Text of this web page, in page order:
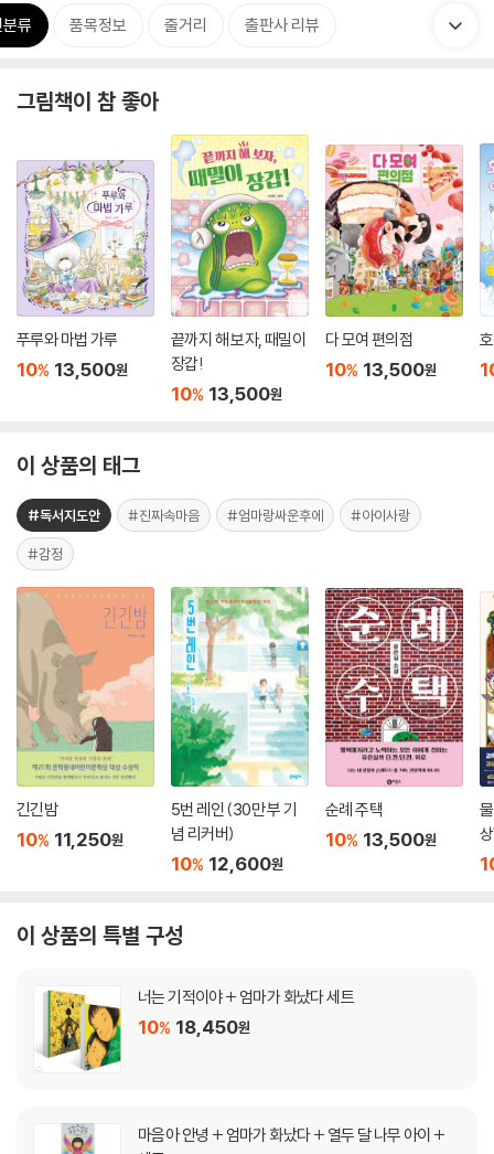
류 품목정보 줄거리 출판사 리뷰
그림책이 참 좋아
푸루와 마법 가루
10% 13,500원
끝까지 해 보자, 때밀이
장갑!
10% 13,500원
다 모여 편의점
10% 13,500원
이 상품의 태그
#독서지도안 #진짜속마음 #엄마랑싸운후에 #아이사랑
#감정
긴긴밤
10% 11,250원
5번 레인 (30만 부 기
념 리커버)
10% 12,600원
순례 주택
10% 13,500원
이 상품의 특별 구성
너는 기적이야 + 엄마가 화났다 세트
10% 18,450원
마음아 안녕 + 엄마가 화났다 + 열두 달 나무 아이 +